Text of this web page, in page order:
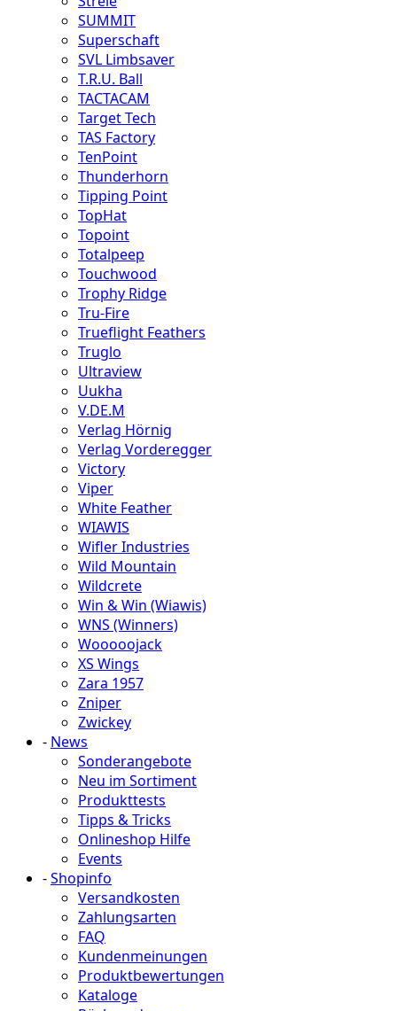
SUMMIT
Superschaft
SVL Limbsaver
T.R.U. Ball
TACTACAM
Target Tech
TAS Factory
TenPoint
Thunderhorn
Tipping Point
TopHat
Topoint
Totalpeep
Touchwood
Trophy Ridge
Tru-Fire
Trueflight Feathers
Truglo
Ultraview
Uukha
V.DE.M
Verlag Hörnig
Verlag Vorderegger
Victory
Viper
White Feather
WIAWIS
Wifler Industries
Wild Mountain
Wildcrete
Win & Win (Wiawis)
WNS (Winners)
Wooooojack
XS Wings
Zara 1957
Zniper
Zwickey
- News
Sonderangebote
Neu im Sortiment
Produkttests
Tipps & Tricks
Onlineshop Hilfe
Events
-Shopinfo
Versandkosten
Zahlungsarten
FAQ
Kundenmeinungen
Produktbewertungen
Kataloge